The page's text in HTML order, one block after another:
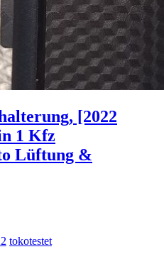
[2022
1 Kfz
Lüftung &
tokotestet